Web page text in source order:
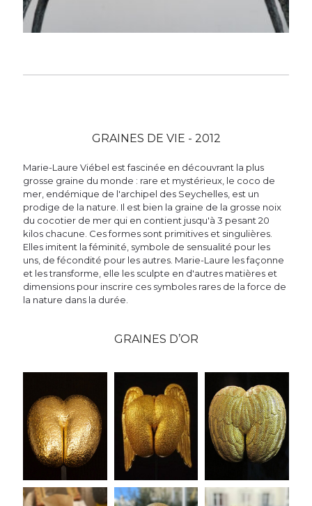
GRAINES DE VIE - 2012
Marie-Laure Viébel est fascinée en découvrant la plus
grosse graine du monde : rare et mystérieux, le coco de
mer, endémique de l'archipel des Seychelles, est un
prodige de la nature. Il est bien la graine de la grosse noix
du cocotier de mer qui en contient jusqu'à 3 pesant 20
kilos chacune. Ces formes sont primitives et singulières.
Elles imitent la féminité, symbole de sensualité pour les
uns, de fécondité pour les autres. Marie-Laure les façonne
et les transforme, elle les sculpte en d'autres matières et
dimensions pour inscrire ces symboles rares de la force de
la nature dans la durée.
GRAINES D’OR